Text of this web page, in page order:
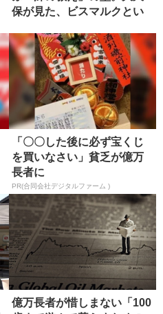
保が見た、ビスマルクとい
「〇〇した後に必ず宝くじ
を買いなさい」貧乏が億万
長者に
PR(合同会社デジタルファーム )
億万長者が惜しまない「100